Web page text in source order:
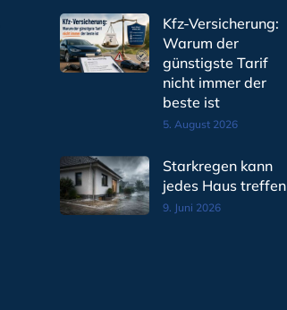
Kfz-Versicherung:
Warum der
günstigste Tarif
nicht immer der
beste ist
5. August 2026
Starkregen kann
jedes Haus treffen
9. Juni 2026